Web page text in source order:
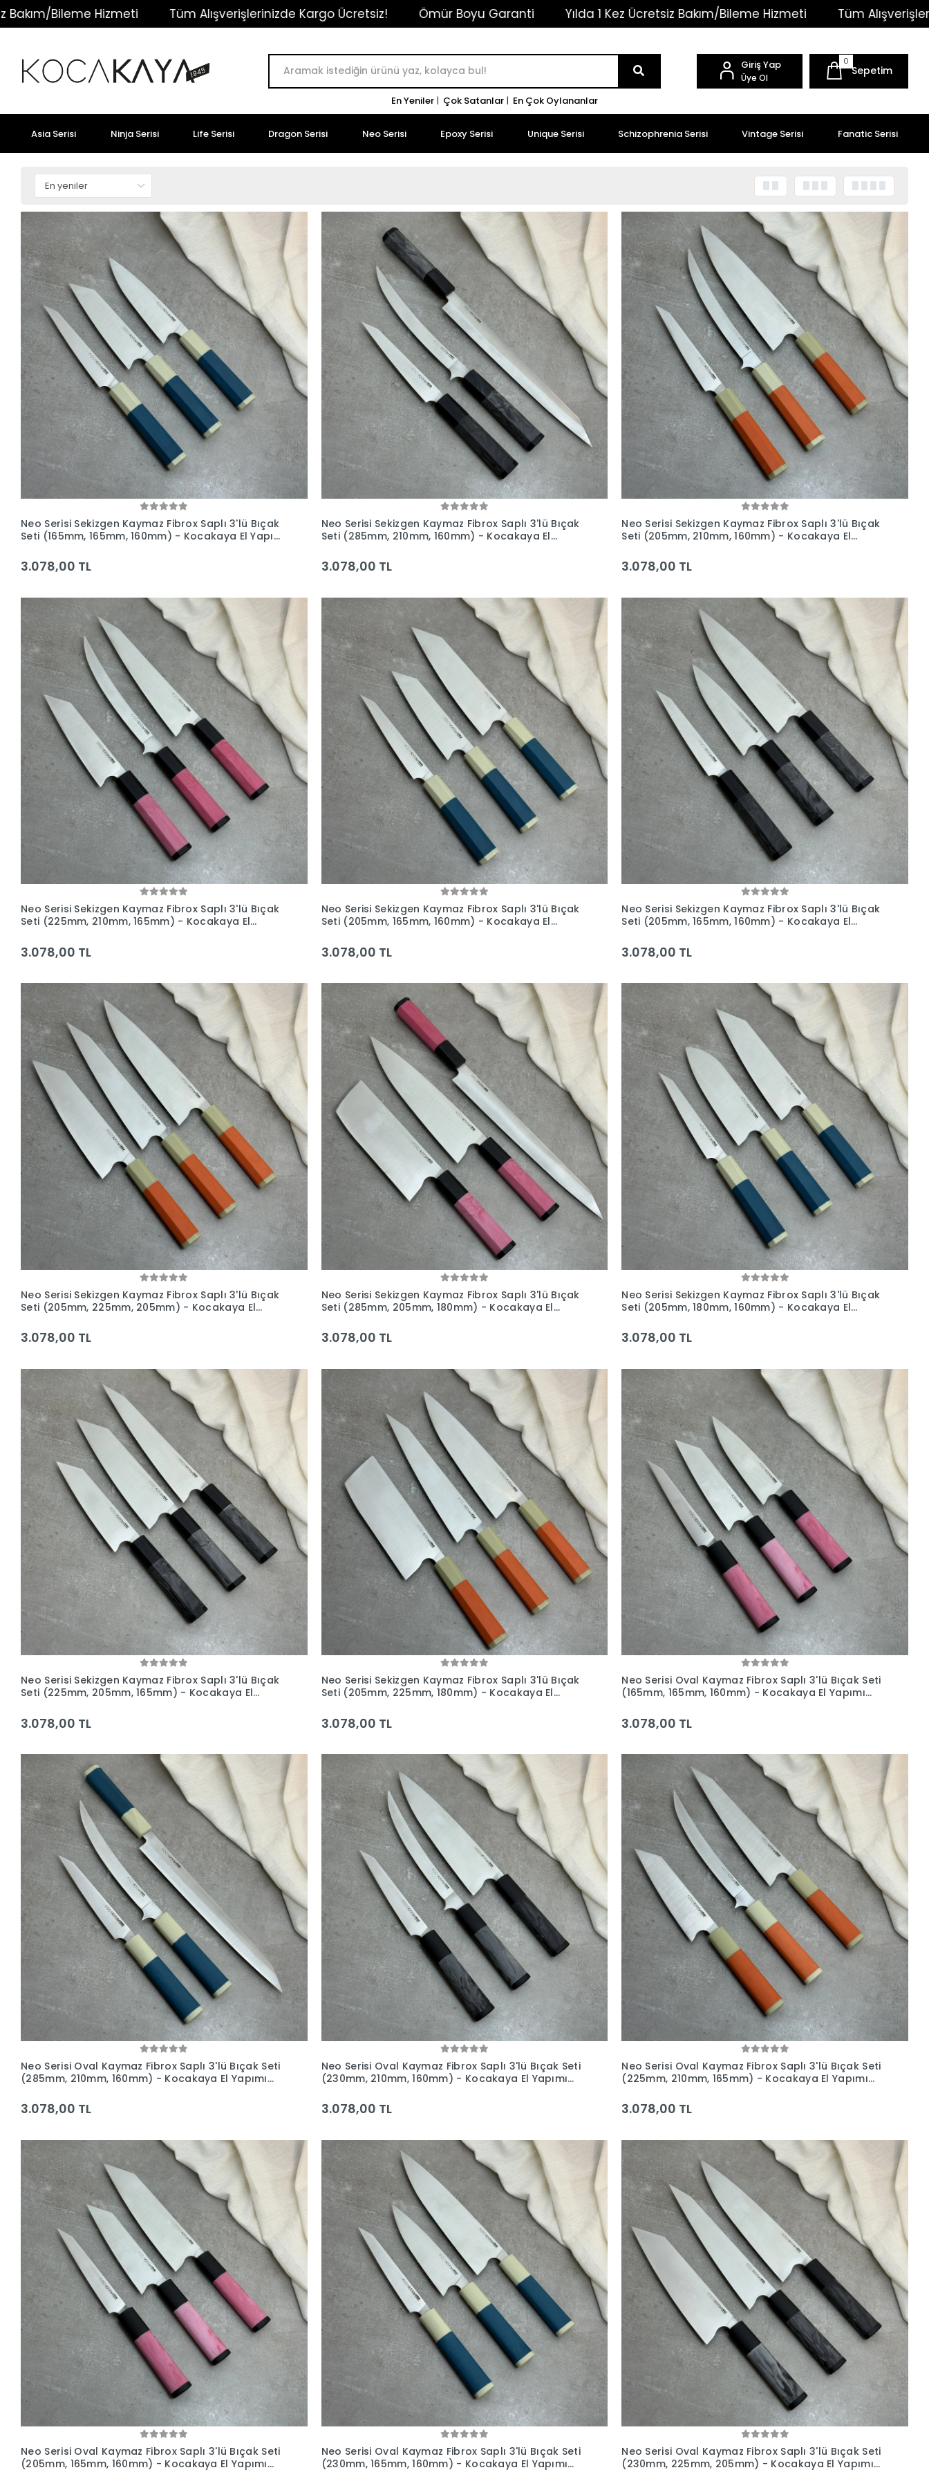
Alışverişlerinizde Kargo Ücretsiz! Ömür Boyu Garanti Yılda 1 Kez Ücretsiz Bakım/Bileme Hizmeti Tüm Alışverişlerinizde Kargo Ücretsiz!
En Yeniler | Çok Satanlar | En Çok Oylananlar
Giriş Yap
Üye Ol
0
Sepetim
Asia Serisi Ninja Serisi Life Serisi Dragon Serisi Neo Serisi Epoxy Serisi Unique Serisi Schizophrenia Serisi Vintage Serisi Fanatic Serisi
Neo Serisi Sekizgen Kaymaz Fibrox Saplı 3'lü Bıçak
Seti (165mm, 165mm, 160mm) - Kocakaya El Yapımı
3.078,00 TL
Neo Serisi Sekizgen Kaymaz Fibrox Saplı 3'lü Bıçak
Seti (285mm, 210mm, 160mm) - Kocakaya El
3.078,00 TL
Neo Serisi Sekizgen Kaymaz Fibrox Saplı 3'lü Bıçak
Seti (205mm, 210mm, 160mm) - Kocakaya El
3.078,00 TL
Neo Serisi Sekizgen Kaymaz Fibrox Saplı 3'lü Bıçak
Seti (225mm, 210mm, 165mm) - Kocakaya El
3.078,00 TL
Neo Serisi Sekizgen Kaymaz Fibrox Saplı 3'lü Bıçak
Seti (205mm, 165mm, 160mm) - Kocakaya El
3.078,00 TL
Neo Serisi Sekizgen Kaymaz Fibrox Saplı 3'lü Bıçak
Seti (205mm, 165mm, 160mm) - Kocakaya El
3.078,00 TL
Neo Serisi Sekizgen Kaymaz Fibrox Saplı 3'lü Bıçak
Seti (205mm, 225mm, 205mm) - Kocakaya El
3.078,00 TL
Neo Serisi Sekizgen Kaymaz Fibrox Saplı 3'lü Bıçak
Seti (285mm, 205mm, 180mm) - Kocakaya El
3.078,00 TL
Neo Serisi Sekizgen Kaymaz Fibrox Saplı 3'lü Bıçak
Seti (205mm, 180mm, 160mm) - Kocakaya El
3.078,00 TL
Neo Serisi Sekizgen Kaymaz Fibrox Saplı 3'lü Bıçak
Seti (225mm, 205mm, 165mm) - Kocakaya El
3.078,00 TL
Neo Serisi Sekizgen Kaymaz Fibrox Saplı 3'lü Bıçak
Seti (205mm, 225mm, 180mm) - Kocakaya El
3.078,00 TL
Neo Serisi Oval Kaymaz Fibrox Saplı 3'lü Bıçak Seti
(165mm, 165mm, 160mm) - Kocakaya El Yapımı
3.078,00 TL
Neo Serisi Oval Kaymaz Fibrox Saplı 3'lü Bıçak Seti
(285mm, 210mm, 160mm) - Kocakaya El Yapımı
3.078,00 TL
Neo Serisi Oval Kaymaz Fibrox Saplı 3'lü Bıçak Seti
(230mm, 210mm, 160mm) - Kocakaya El Yapımı
3.078,00 TL
Neo Serisi Oval Kaymaz Fibrox Saplı 3'lü Bıçak Seti
(225mm, 210mm, 165mm) - Kocakaya El Yapımı
3.078,00 TL
Neo Serisi Oval Kaymaz Fibrox Saplı 3'lü Bıçak Seti
(205mm, 165mm, 160mm) - Kocakaya El Yapımı
Neo Serisi Oval Kaymaz Fibrox Saplı 3'lü Bıçak Seti
(230mm, 165mm, 160mm) - Kocakaya El Yapımı
Neo Serisi Oval Kaymaz Fibrox Saplı 3'lü Bıçak Seti
(230mm, 225mm, 205mm) - Kocakaya El Yapımı